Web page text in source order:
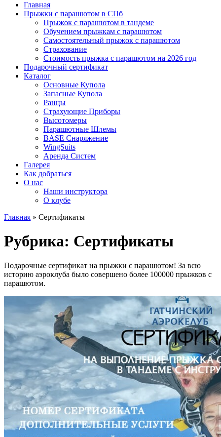
Главная
Прыжки с парашютом в СПб
Прыжок с парашютом в тандеме
Обучением прыжкам с парашютом
Самостоятельный прыжок с парашютом
Страхование
Стоимость прыжка с парашютом на 2026 год
Подарочный сертификат
Каталог
Основные Купола
Запасные Купола
Ранцы
Страхующие Приборы
Высотомеры
Парашютные Шлемы
BASE Снаряжение
WingSuits
Аренда Систем
Галерея
Как добраться
О нас
Наши инструктора
О клубе
Главная » Сертификаты
Рубрика: Сертификаты
Подарочные сертификат на прыжки с парашютом! За всю
историю аэроклуба было совершено более 100000 прыжков с
парашютом.